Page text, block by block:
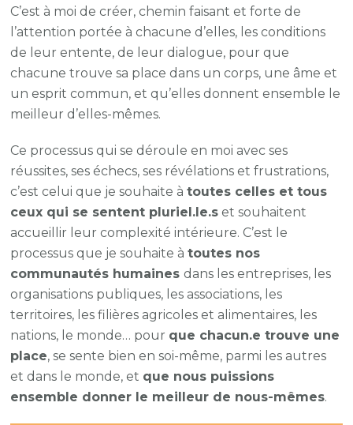
C’est à moi de créer, chemin faisant et forte de
l’attention portée à chacune d’elles, les conditions
de leur entente, de leur dialogue, pour que
chacune trouve sa place dans un corps, une âme et
un esprit commun, et qu’elles donnent ensemble le
meilleur d’elles-mêmes.
Ce processus qui se déroule en moi avec ses
réussites, ses échecs, ses révélations et frustrations,
c’est celui que je souhaite àtoutes celles et tous
ceux qui se sentent pluriel.le.s et souhaitent
accueillir leur complexité intérieure. C’est le
processus que je souhaite àtoutes nos
communautés humainesdans les entreprises, les
organisations publiques, les associations, les
territoires, les filières agricoles et alimentaires, les
nations, le monde… pour que chacun.e trouve une
place, se sente bien en soi-même, parmi les autres
et dans le monde, et que nous puissions
ensemble donner le meilleur de nous-mêmes.